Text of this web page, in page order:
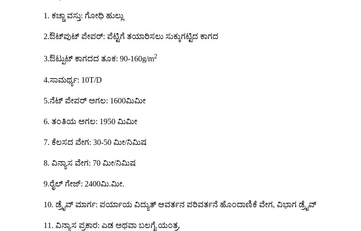
1. ಕಚ್ಚಾ ವಸ್ತು: ಗೋಧಿ ಹುಲ್ಲು
2.ಔಟ್‌ಪುಟ್ ಪೇಪರ್: ಪೆಟ್ಟಿಗೆ ತಯಾರಿಸಲು ಸುಕ್ಕುಗಟ್ಟಿದ ಕಾಗದ
3.ಔಟ್ಪುಟ್ ಕಾಗದದ ತೂಕ: 90-160g/m2
4.ಸಾಮರ್ಥ್ಯ: 10T/D
5.ನೆಟ್ ಪೇಪರ್ ಅಗಲ: 1600ಮಿಮೀ
6. ತಂತಿಯ ಅಗಲ: 1950 ಮಿಮೀ
7. ಕೆಲಸದ ವೇಗ: 30-50 ಮೀ/ನಿಮಿಷ
8. ವಿನ್ಯಾಸ ವೇಗ: 70 ಮೀ/ನಿಮಿಷ
9.ರೈಲ್ ಗೇಜ್: 2400ಮಿ.ಮೀ.
10. ಡ್ರೈವ್ ಮಾರ್ಗ: ಪರ್ಯಾಯ ವಿದ್ಯುತ್ ಆವರ್ತನ ಪರಿವರ್ತನೆ ಹೊಂದಾಣಿಕೆ ವೇಗ, ವಿಭಾಗ ಡ್ರೈವ್
11. ವಿನ್ಯಾಸ ಪ್ರಕಾರ: ಎಡ ಅಥವಾ ಬಲಗೈ ಯಂತ್ರ.